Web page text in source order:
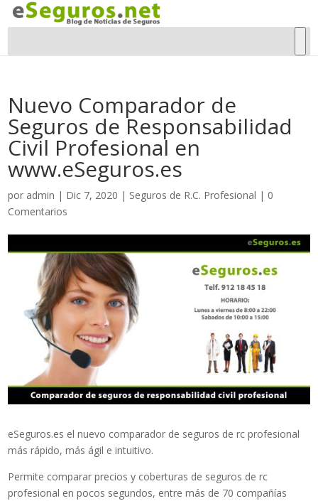
Nuevo Comparador de
Seguros de Responsabilidad
Civil Profesional en
www.eSeguros.es
por admin | Dic 7, 2020 | Seguros de R.C. Profesional | 0
Comentarios
eSeguros.es el nuevo comparador de seguros de rc profesional
más rápido, más ágil e intuitivo.
Permite comparar precios y coberturas de seguros de rc
profesional en pocos segundos, entre más de 70 compañías